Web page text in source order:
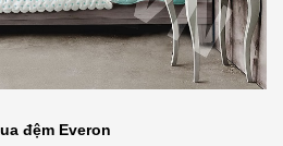
đệm Everon